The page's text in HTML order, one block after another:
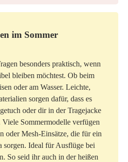
im Sommer
besonders praktisch, wenn
bleiben möchtest. Ob beim
oder am Wasser. Leichte,
sorgen dafür, dass es
oder dir in der Tragejacke
Sommermodelle verfügen
oder Mesh-Einsätze, die für ein
sorgen. Ideal für Ausflüge bei
So seid ihr auch in der heißen